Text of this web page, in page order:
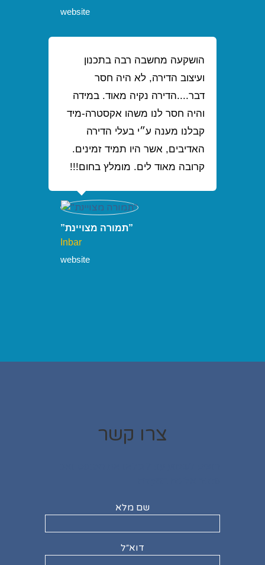
website
הושקעה מחשבה רבה בתכנון
ועיצוב הדירה, לא היה חסר
דבר....הדירה נקיה מאוד. במידה
והיה חסר לנו משהו אקסטרה-מיד
קבלנו מענה ע״י בעלי הדירה
האדיבים, אשר היו תמיד זמינים.
קרובה מאוד לים. מומלץ בחום!!!
”תמורה מצויינת”
Inbar
website
צרו קשר
שם מלא
דוא״ל